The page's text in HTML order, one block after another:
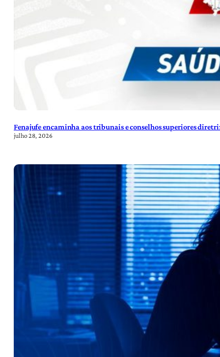
Fenajufe encaminha aos tribunais e conselhos superiores
julho 28, 2026